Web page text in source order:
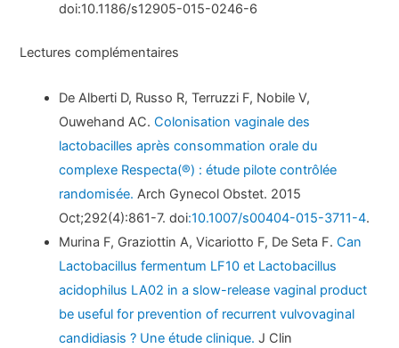
doi:10.1186/s12905-015-0246-6
Lectures complémentaires
De Alberti D, Russo R, Terruzzi F, Nobile V,
Ouwehand AC. Colonisation vaginale des
lactobacilles après consommation orale du
complexe Respecta(®) : étude pilote contrôlée
randomisée.Arch Gynecol Obstet. 2015
Oct;292(4):861-7. doi:10.1007/s00404-015-3711-4.
Murina F, Graziottin A, Vicariotto F, De Seta F. Can
Lactobacillus fermentum LF10 et Lactobacillus
acidophilus LA02 in a slow-release vaginal product
be useful for prevention of recurrent vulvovaginal
candidiasis ? Une étude clinique.J Clin